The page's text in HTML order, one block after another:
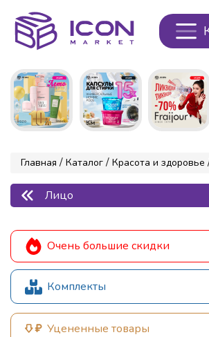
Главная / Каталог / Красота и здоровье
Лицо
Очень большие скидки
Комплекты
Уцененные товары